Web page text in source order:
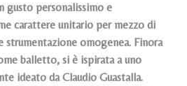
personalissimo e
carattere unitario per mezzo di
strumentazione omogenea. Finora
balletto, si è ispirata a uno
ideato da Claudio Guastalla.